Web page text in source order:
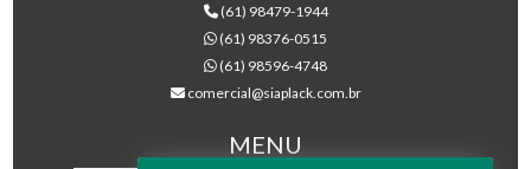
(61) 98479-1944
(61) 98376-0515
(61) 98596-4748
comercial@siaplack.com.br
MENU